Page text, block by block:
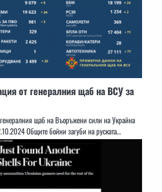
от генералния щаб на ВСУ за
щаб на Въоръжени сили на Украйна
Общите бойни загуби на руската…